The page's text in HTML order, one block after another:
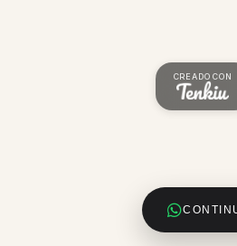
CREADO CON